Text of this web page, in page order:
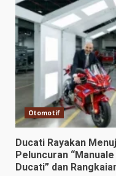
Otomotif
Ducati Rayakan
Peluncuran
Ducati” dan